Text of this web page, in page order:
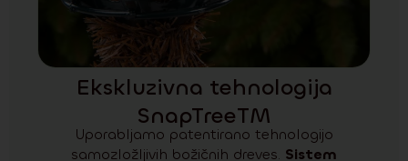
Ekskluzivna tehnologija
SnapTreeTM
Uporabljamo patentirano tehnologijo
samozložljivih božičnih dreves. Sistem